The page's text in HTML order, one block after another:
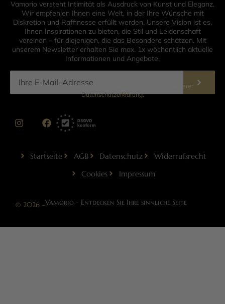
Vamorio versteht Intimität als Ausdruck von Kunst und Eleganz.
Wir empfehlen Ihnen eine Welt, in der Ihre Wünsche mit
Diskretion und Raffinesse erfüllt werden. Unsere Vision ist es,
Ihnen Inspirationen zu bieten, die Stil und Leidenschaft
vereinen – für diejenigen, die das Besondere schätzen. Mit
unserem Newsletter erhalten Sie max. 1x wöchentlich aktuelle
Informationen und Angebote.
Informationen zur Datenverarbeitung finden Sie in unserer
Datenschutzerklärung.
Startseite AGB Datenschutz
Widerrufsrecht
Cookies
Impressum
© 2026 –Vamorio - Entdecken Sie Ihre sinnliche Seite